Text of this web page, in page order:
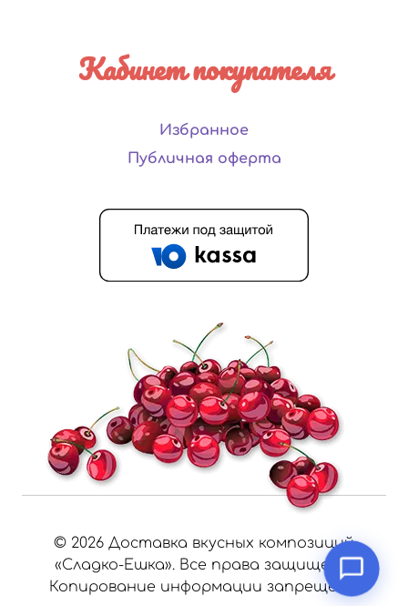
Кабинет покупателя
Избранное
Публичная оферта
© 2026 Доставка вкусных композиций
«Сладко-Ешка». Все права защищены.
Копирование информации запрещено.